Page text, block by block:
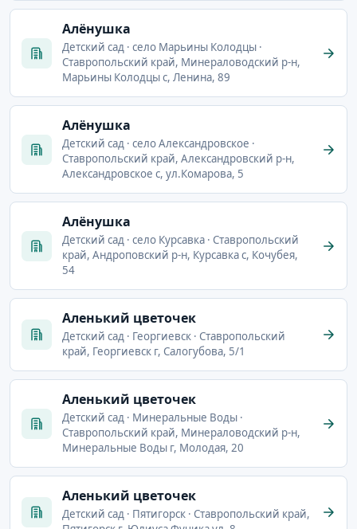
Алёнушка
Детский сад · село Марьины Колодцы ·
Ставропольский край, Минераловодский р-н,
Марьины Колодцы с, Ленина, 89
Алёнушка
Детский сад · село Александровское ·
Ставропольский край, Александровский р-н,
Александровское с, ул.Комарова, 5
Алёнушка
Детский сад · село Курсавка · Ставропольский
край, Андроповский р-н, Курсавка с, Кочубея,
54
Аленький цветочек
Детский сад · Георгиевск · Ставропольский
край, Георгиевск г, Салогубова, 5/1
Аленький цветочек
Детский сад · Минеральные Воды ·
Ставропольский край, Минераловодский р-н,
Минеральные Воды г, Молодая, 20
Аленький цветочек
Детский сад · Пятигорск · Ставропольский край,